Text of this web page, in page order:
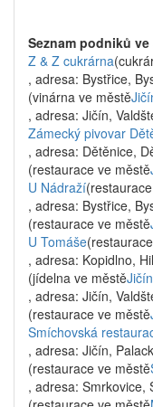
Seznam podniků
Z & Z cukrárna
, adresa: Bystřice,
(vinárna ve městě
, adresa: Jičín,
Zámecký pivovar
, adresa: Dětěnice,
(restaurace ve městě
U Nádraží
, adresa: Bystřice,
(restaurace ve městě
U Tomáše
, adresa: Kopidlno,
(jídelna ve městěJičín
, adresa: Jičín,
(restaurace ve městě
Smíchovská
, adresa: Jičín,
(restaurace ve městě
, adresa: Smrkovice,